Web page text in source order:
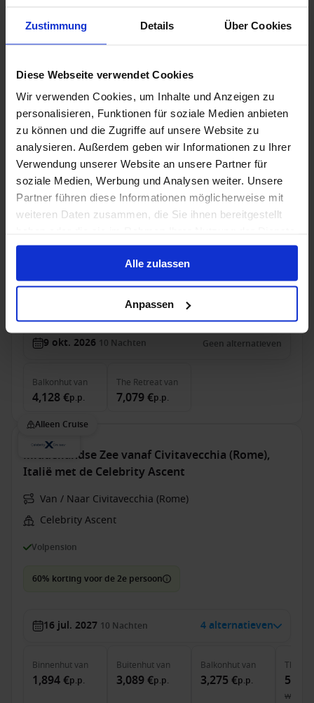
Zustimmung Details Über Cookies
Diese Webseite verwendet Cookies
Wir verwenden Cookies, um Inhalte und Anzeigen zu
personalisieren, Funktionen für soziale Medien anbieten
zu können und die Zugriffe auf unsere Website zu
analysieren. Außerdem geben wir Informationen zu Ihrer
Verwendung unserer Website an unsere Partner für
soziale Medien, Werbung und Analysen weiter. Unsere
Partner führen diese Informationen möglicherweise mit
weiteren Daten zusammen, die Sie ihnen bereitgestellt
gesammelt haben.
Alle zulassen
Anpassen
6 aug. 2027 10
1,849 €p.p.
was2,401 €
2,796 € p.p. 2,812 €p.p.
was
Alleen Cruise
Middellandse Zee vanaf Civitavecchia (Rome),
Italië met de Celebrity Ascent
Van / Naar Civitavecchia (Rome)
9 okt. 2026 10 Nachten Geen alternatieven
Balkonhutvan
4,128 €p.p.
The Retreatvan
7,079 €p.p.
Alleen Cruise
Middellandse Zee vanaf Civitavecchia (Rome),
Italië met de Celebrity Ascent
Van / Naar Civitavecchia (Rome)
Celebrity Ascent
Volpension
60% korting voor de 2e persoon
16 jul. 2027 10 Nachten 4 alternatieven
Binnenhutvan
1,894 €p.p.
Buitenhutvan
3,089 €p.p.
Balkonhutvan
3,275 €p.p.
The
was